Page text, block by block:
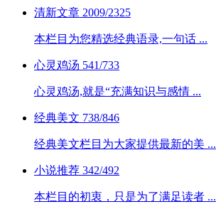
清新文章 2009/2325
本栏目为您精选经典语录,一句话 ...
心灵鸡汤 541/733
心灵鸡汤,就是“充满知识与感情 ...
经典美文 738/846
经典美文栏目为大家提供最新的美 ...
小说推荐 342/492
本栏目的初衷，只是为了满足读者 ...